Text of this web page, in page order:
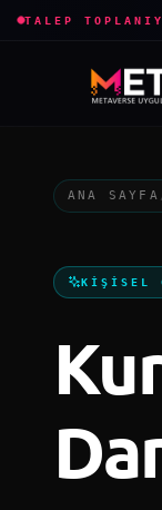
TALEP
ANA SAYFA
KIŞISEL